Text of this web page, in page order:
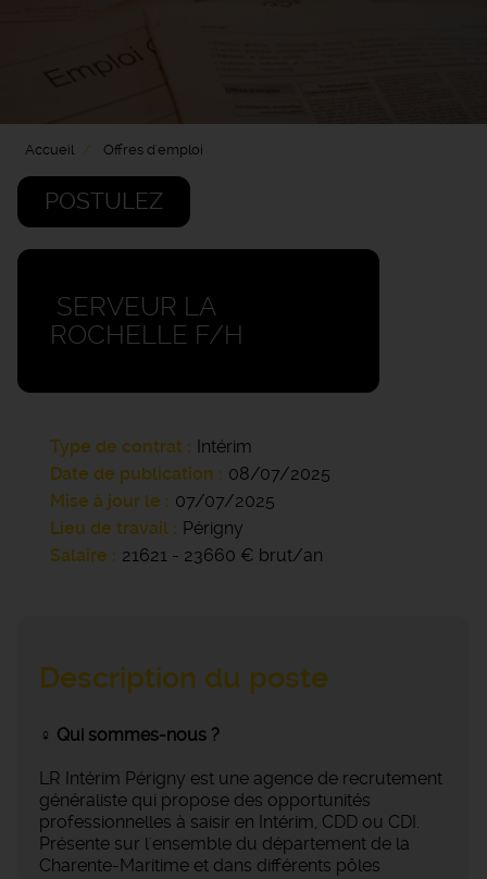
Accueil Offres d'emploi
POSTULEZ
‍ SERVEUR LA
ROCHELLE F/H
Type de contrat
Intérim
Date de publication
08/07/2025
Mise à jour le
07/07/2025
Lieu de travail
Périgny
Salaire
21621 - 23660 € brut/an
Description du poste
‍♀️ Qui sommes-nous ?
LR Intérim Périgny est une agence de recrutement
généraliste qui propose des opportunités
professionnelles à saisir en Intérim, CDD ou CDI.
Présente sur l'ensemble du département de la
Charente-Maritime et dans différents pôles